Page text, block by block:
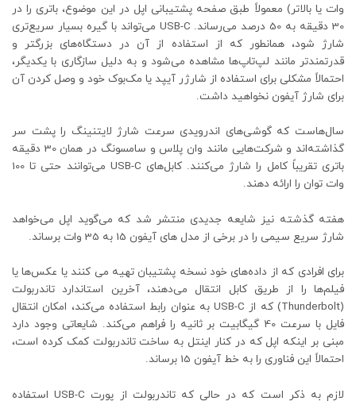
وات یا بالاتر) معمولاً طبق صفحه پشتیبانی اپل در این موضوع، باتری را در
30 دقیقه به 50 درصد می‌رساند. USB-C می‌تواند با گیره بسیار سریع‌تری
شارژ شود، همانطور که از استفاده از آن در دستگاه‌های بزرگتر و
قدرتمندتر مانند لپ‌تاپ‌ها مشاهده می‌شود و به دلیل سازگاری با یکدیگر،
احتمالاً مشکلی برای استفاده از شارژر آیپد یا مک‌بوک خود و وصل کردن آن
برای شارژ آیفون نخواهید داشت.
سال‌هاست که گوشی‌های اندرویدی سرعت شارژ لایتنینگ را پشت سر
گذاشته‌اند و شرکت‌هایی مانند وان پلاس و سامسونگ در همان 30 دقیقه
باتری تقریباً کامل را شارژ می‌کنند. کابل‌های USB-C می‌توانند حتی تا 100
وات توان را ارائه دهند.
هفته گذشته نیز شایعه جدیدی منتشر شد که می‌گوید اپل می‌خواهد
شارژ سریع سیمی را در برخی از مدل های آیفون 15 به 35 وات برساند.
برای افرادی که از داده‌های خود نسخه پشتیبان تهیه می کنند یا عکس‌ها یا
فیلم‌ها را از طریق کابل انتقال می‌دهند، آخرین استاندارد تاندربولت
(Thunderbolt) که از USB-C به عنوان رابط استفاده می‌کند، امکان انتقال
فایل با سرعت 40 گیگابیت بر ثانیه را فراهم می‌کند. شایعاتی وجود دارد
مبنی بر اینکه اپل که در کنار اینتل به ساخت تاندربولت کمک کرده است،
احتمالاً این فناوری را به خط آیفون 15 برساند.
لازم به ذکر است که در حالی که تاندربولت از پورت USB-C استفاده